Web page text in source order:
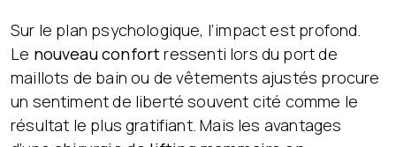
Sur le plan psychologique, l’impact est profond.
Le nouveau confortressenti lors du port de
maillots de bain ou de vêtements ajustés procure
un sentiment de liberté souvent cité comme le
résultat le plus gratifiant. Mais les avantages